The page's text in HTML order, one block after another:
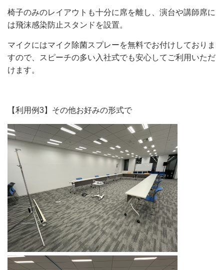
椅子のみのレイアウトも十分に席を離し、演台や講師席に
は飛沫感染防止スタンドを設置。
マイクにはマイク除菌スプレーを無料でお付けしておりま
すので、スピーチの多い入社式でも安心してご利用いただ
けます。
【利用例3】その他お好みの形式で